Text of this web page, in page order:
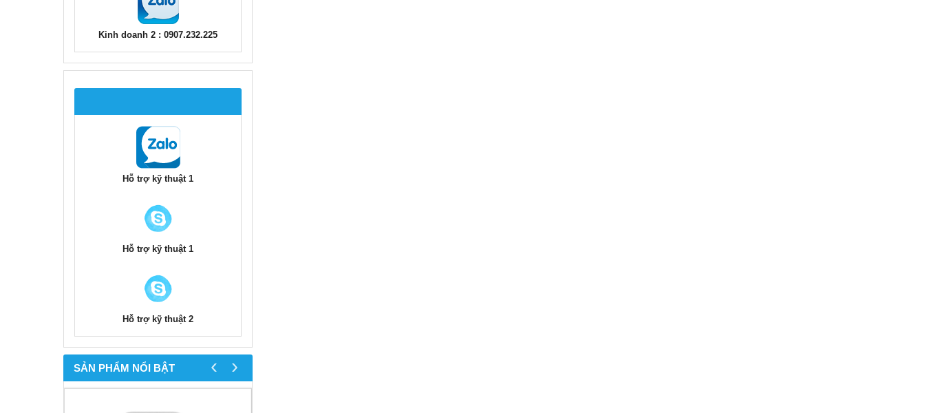
Kinh doanh 2 : 0907.232.225
Hỗ trợ kỹ thuật 1
Hỗ trợ kỹ thuật 1
Hỗ trợ kỹ thuật 2
SẢN PHẨM NỔI BẬT ‹ ›